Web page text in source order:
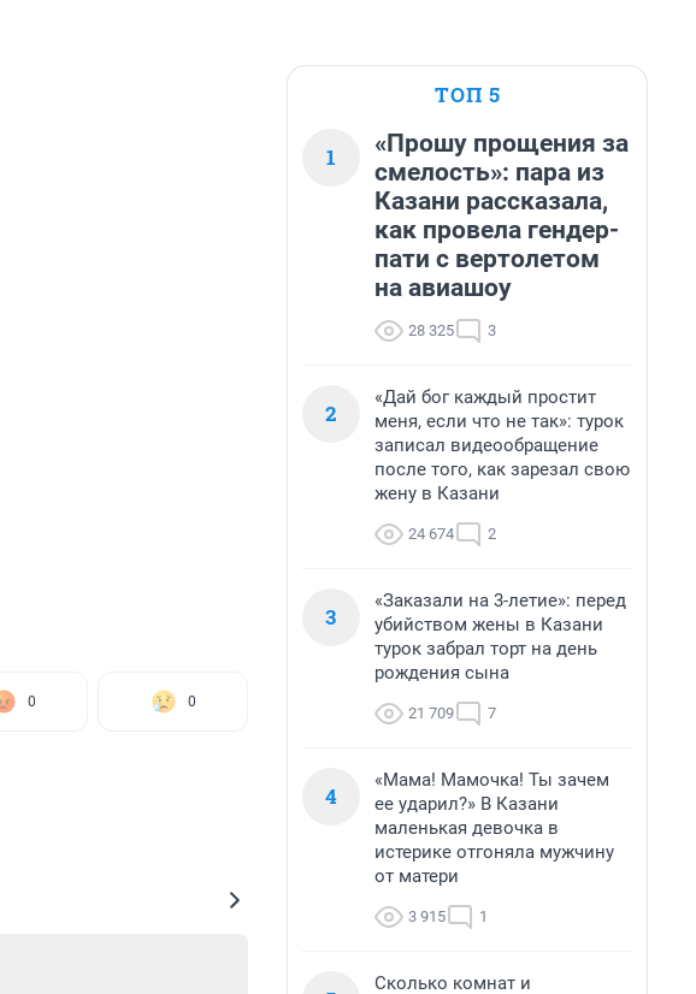
0 0
ТОП 5
1
«Прошу прощения за
смелость»: пара из
Казани рассказала,
как провела гендер-
пати с вертолетом
на авиашоу
28 325 3
2
«Дай бог каждый простит
меня, если что не так»: турок
записал видеообращение
после того, как зарезал свою
жену в Казани
24 674 2
3
«Заказали на 3-летие»: перед
убийством жены в Казани
турок забрал торт на день
рождения сына
21 709 7
4
«Мама! Мамочка! Ты зачем
ее ударил?» В Казани
маленькая девочка в
истерике отгоняла мужчину
от матери
3 915 1
Сколько комнат и